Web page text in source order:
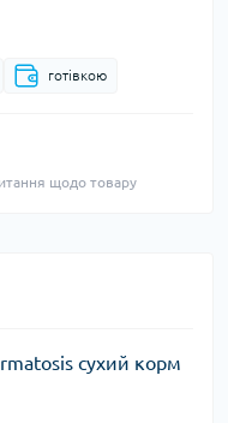
готівкою
щодо товару
сухий корм